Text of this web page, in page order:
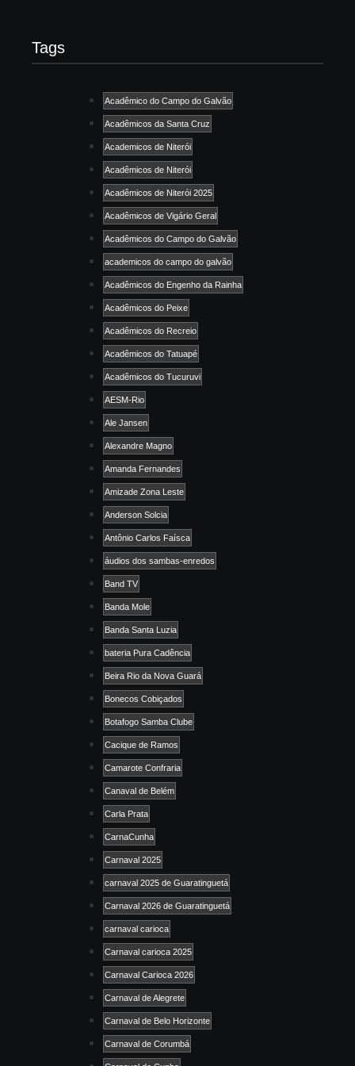
Tags
Acadêmico do Campo do Galvão
Acadêmicos da Santa Cruz
Academicos de Niterói
Acadêmicos de Niterói
Acadêmicos de Niterói 2025
Acadêmicos de Vigário Geral
Acadêmicos do Campo do Galvão
academicos do campo do galvão
Acadêmicos do Engenho da Rainha
Acadêmicos do Peixe
Acadêmicos do Recreio
Acadêmicos do Tatuapé
Acadêmicos do Tucuruvi
AESM-Rio
Ale Jansen
Alexandre Magno
Amanda Fernandes
Amizade Zona Leste
Anderson Solcia
Antônio Carlos Faísca
áudios dos sambas-enredos
Band TV
Banda Mole
Banda Santa Luzia
bateria Pura Cadência
Beira Rio da Nova Guará
Bonecos Cobiçados
Botafogo Samba Clube
Cacique de Ramos
Camarote Confraria
Canaval de Belém
Carla Prata
CarnaCunha
Carnaval 2025
carnaval 2025 de Guaratinguetá
Carnaval 2026 de Guaratinguetá
carnaval carioca
Carnaval carioca 2025
Carnaval Carioca 2026
Carnaval de Alegrete
Carnaval de Belo Horizonte
Carnaval de Corumbá